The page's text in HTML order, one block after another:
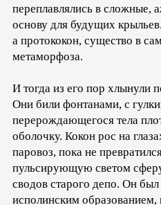
переплавлялись в
основу для будущих
а протококон, существо в
метаморфоза.
И тогда из его пор хлынули
Они били фонтанами, с
перерождающегося тела
оболочку. Кокон рос на
паровоз, пока не
пульсирующую светом
сводов старого депо. Он
исполинским